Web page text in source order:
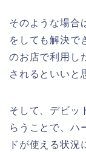
そのような場合
をしても解決で
のお店で利用し
されるといいと
そして、デビッ
らうことで、ハ
ドが使える状況